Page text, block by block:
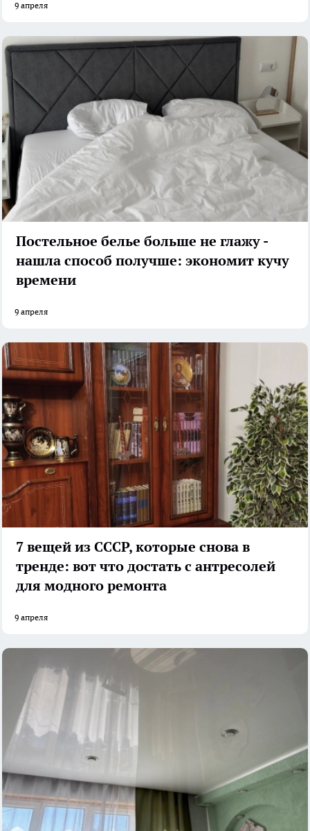
9 апреля
Постельное белье больше не глажу -
нашла способ получше: экономит кучу
времени
9 апреля
7 вещей из СССР, которые снова в
тренде: вот что достать с антресолей
для модного ремонта
9 апреля